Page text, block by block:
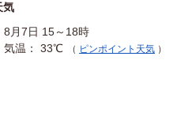
気
8月7日 15～18時
気温： 33℃
（ ピンポイント天気 ）